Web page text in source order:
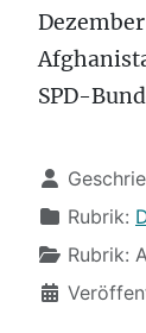
SPD-
Details
Rubrik:
Rubrik: